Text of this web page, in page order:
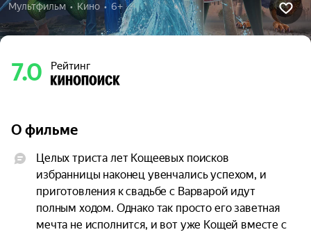
Мультфильм  •  Кино  •  6+
7.0 Рейтинг
О фильме
Целых триста лет Кощеевых поисков
избранницы наконец увенчались успехом, и
приготовления к свадьбе с Варварой идут
полным ходом. Однако так просто его заветная
мечта не исполнится, и вот уже Кощей вместе с